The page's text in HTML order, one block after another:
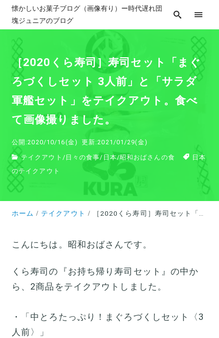
懐かしいお菓子ブログ（画像有り）ー時代遅れ団
塊ジュニアのブログ
［2020くら寿司］寿司セット「まぐ
ろづくしセット 3人前」と「サラダ
軍艦セット」をテイクアウト。食べ
て画像撮りました。
公開:2020/10/16(金) 更新:2021/01/29(金)
テイクアウト / 日々の食事/ 日本/昭和おばさんの食
日本
のテイクアウト
ホーム テイクアウト ［2020くら寿司］寿司セット「まぐろづくしセット 3人前」と「サラダ軍艦セット」をテイクアウト。食べて画像撮りました。
こんにちは。昭和おばさんです。
くら寿司の『お持ち帰り寿司セット』の中か
ら、2商品をテイクアウトしました。
・「中とろたっぷり！まぐろづくしセット〈3
人前〉」